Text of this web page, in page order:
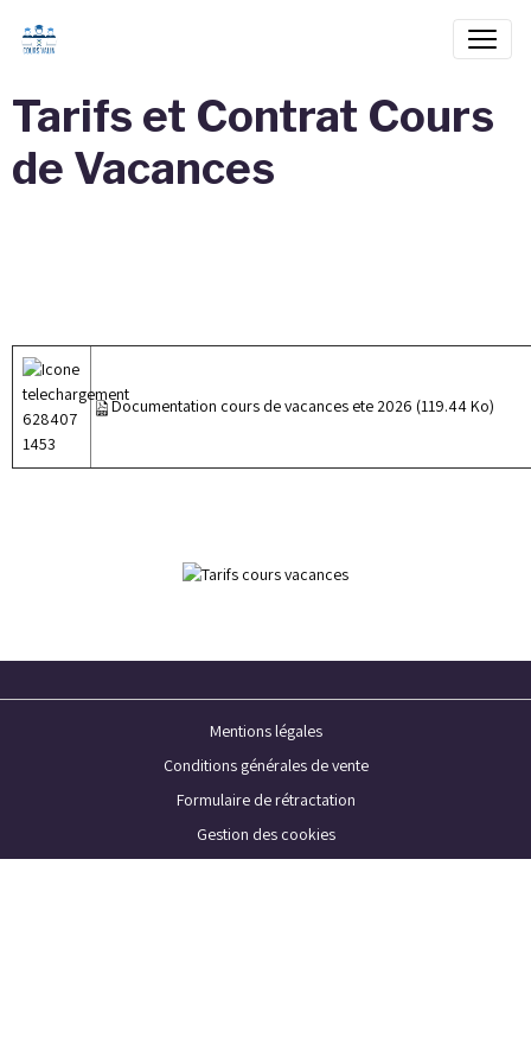
Tarifs et Contrat Cours
de Vacances
Documentation cours de vacances ete 2026 (119.44 Ko)
Mentions légales
Conditions générales de vente
Formulaire de rétractation
Gestion des cookies